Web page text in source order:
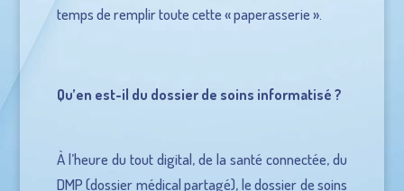
temps de remplir toute cette « paperasserie ».
Qu’en est-il du dossier de soins informatisé ?
À l’heure du tout digital, de la santé connectée, du
DMP (dossier médical partagé), le dossier de soins